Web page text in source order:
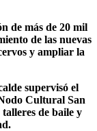
de más de 20 mil
de las nuevas
y ampliar la
supervisó el
Cultural San
de baile y